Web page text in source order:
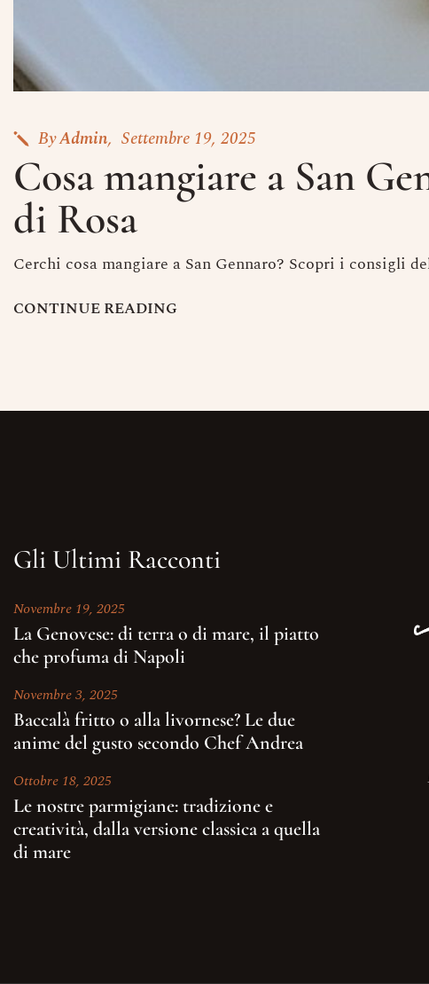
ByAdmin Settembre 19, 2025
Cosa mangiare a San
di Rosa
Cerchi cosa mangiare a San Gennaro? Scopri i consigli
CONTINUEREADING
Gli Ultimi Racconti
Novembre 19, 2025
La Genovese: di terra o di mare, il piatto
che profuma di Napoli
Novembre 3, 2025
Baccalà fritto o alla livornese? Le due
anime del gusto secondo Chef Andrea
Ottobre 18, 2025
Le nostre parmigiane: tradizione e
creatività, dalla versione classica a quella
di mare